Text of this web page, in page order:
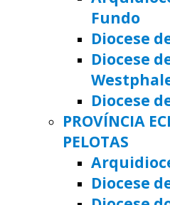
Fundo
Diocese
Diocese
Diocese
PROVÍNCIA
PELOTAS
Diocese